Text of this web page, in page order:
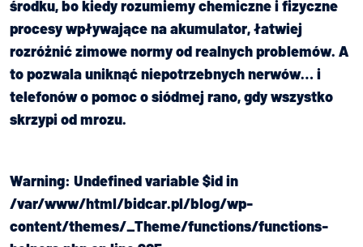
środku, bo kiedy rozumiemy chemiczne i fizyczne
procesy wpływające na akumulator, łatwiej
rozróżnić zimowe normy od realnych problemów. A
to pozwala uniknąć niepotrzebnych nerwów… i
telefonów o pomoc o siódmej rano, gdy wszystko
skrzypi od mrozu.
Warning: Undefined variable $id in
/var/www/html/bidcar.pl/blog/wp-
content/themes/_Theme/functions/functions-